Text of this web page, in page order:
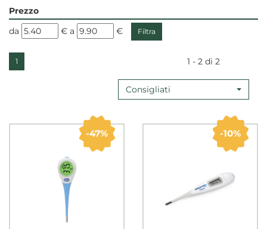
Prezzo
filtra
da € filtra
a €
1 1 - 2 di 2
Consigliati
47% 10%